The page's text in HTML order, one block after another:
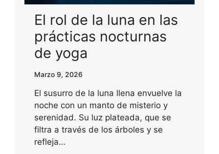
El rol de la luna en las
prácticas nocturnas
de yoga
Marzo 9, 2026
El susurro de la luna llena envuelve la
noche con un manto de misterio y
serenidad. Su luz plateada, que se
filtra a través de los árboles y se
refleja…